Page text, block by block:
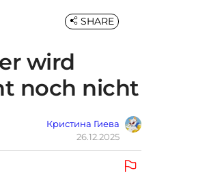
wird
noch nicht
Кристина Гиева
26.12.2025
SHARE